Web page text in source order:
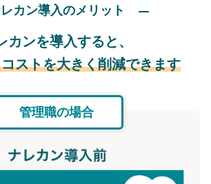
カン導入のメリット
カンを導入すると、
ストを大きく削減できます
管理職の場合